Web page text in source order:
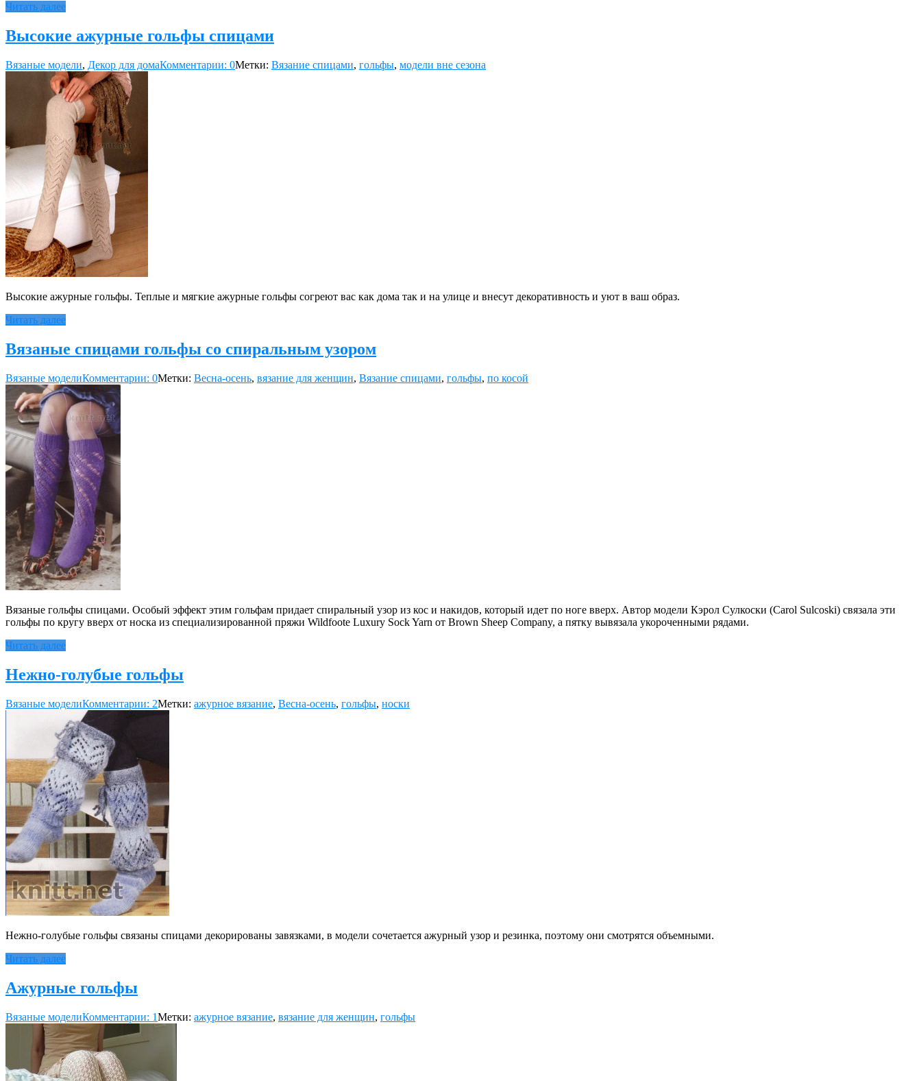
Читать далее
Высокие ажурные гольфы спицами
Вязаные модели, Декор для домаКомментарии: 0Метки: Вязание спицами, гольфы, модели вне сезона
Высокие ажурные гольфы. Теплые и мягкие ажурные гольфы согреют вас как дома так и на улице и внесут декоративность и уют в ваш образ.
Читать далее
Вязаные спицами гольфы со спиральным узором
Вязаные моделиКомментарии: 0Метки: Весна-осень, вязание для женщин, Вязание спицами, гольфы, по косой
Вязаные гольфы спицами. Особый эффект этим гольфам придает спиральный узор из кос и накидов, который идет по ноге вверх. Автор модели Кэрол Сулкоски (Carol Sulcoski) связала эти
гольфы по кругу вверх от носка из специализированной пряжи Wildfoote Luxury Sock Yarn от Brown Sheep Company, а пятку вывязала укороченными рядами.
Читать далее
Нежно-голубые гольфы
Вязаные моделиКомментарии: 2Метки: ажурное вязание, Весна-осень, гольфы, носки
Нежно-голубые гольфы связаны спицами декорированы завязками, в модели сочетается ажурный узор и резинка, поэтому они смотрятся объемными.
Читать далее
Ажурные гольфы
Вязаные моделиКомментарии: 1Метки: ажурное вязание, вязание для женщин, гольфы